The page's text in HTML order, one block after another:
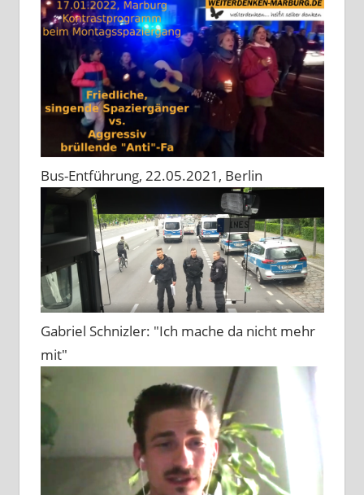
Bus-Entführung, 22.05.2021, Berlin
Gabriel Schnizler: "Ich mache da nicht mehr
mit"